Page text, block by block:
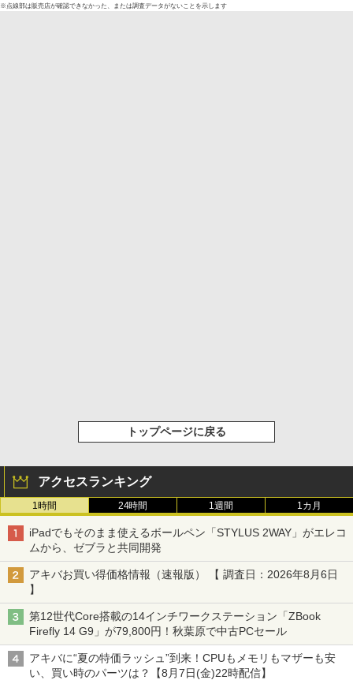
※点線部は販売店が確認できなかった、または調査データがないことを示します
トップページに戻る
アクセスランキング
1時間 24時間 1週間 1カ月
iPadでもそのまま使えるボールペン「STYLUS 2WAY」がエレコ
ムから、ゼブラと共同開発
アキバお買い得価格情報（速報版） 【 調査日：2026年8月6日
】
第12世代Core搭載の14インチワークステーション「ZBook
Firefly 14 G9」が79,800円！秋葉原で中古PCセール
アキバに“夏の特価ラッシュ”到来！CPUもメモリもマザーも安
い、買い時のパーツは？【8月7日(金)22時配信】